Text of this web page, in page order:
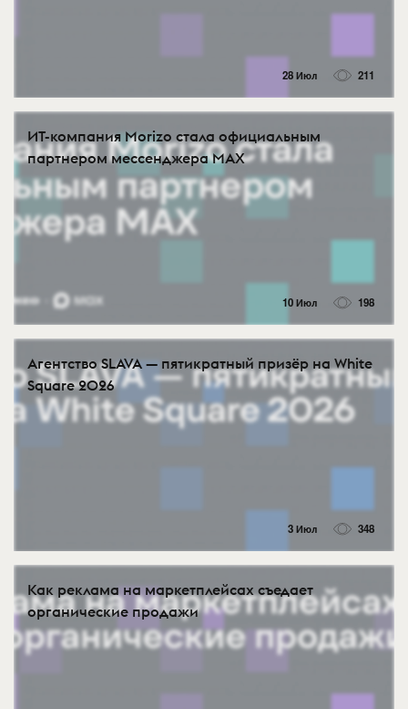
28 Июл 211
ИТ-компания Morizo стала официальным
партнером мессенджера MAX
10 Июл 198
Агентство SLAVA — пятикратный призёр на White
Square 2026
3 Июл 348
Как реклама на маркетплейсах съедает
органические продажи